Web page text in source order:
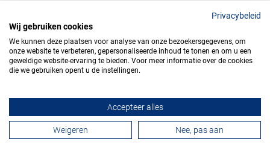
Algemene voorwaarden Privacy Webdesign
Contactformulier
Privacybeleid
Wij gebruiken cookies
We kunnen deze plaatsen voor analyse van onze bezoekersgegevens, om
onze website te verbeteren, gepersonaliseerde inhoud te tonen en om u een
geweldige website-ervaring te bieden. Voor meer informatie over de cookies
die we gebruiken opent u de instellingen.
Accepteer alles
Weigeren Nee, pas aan